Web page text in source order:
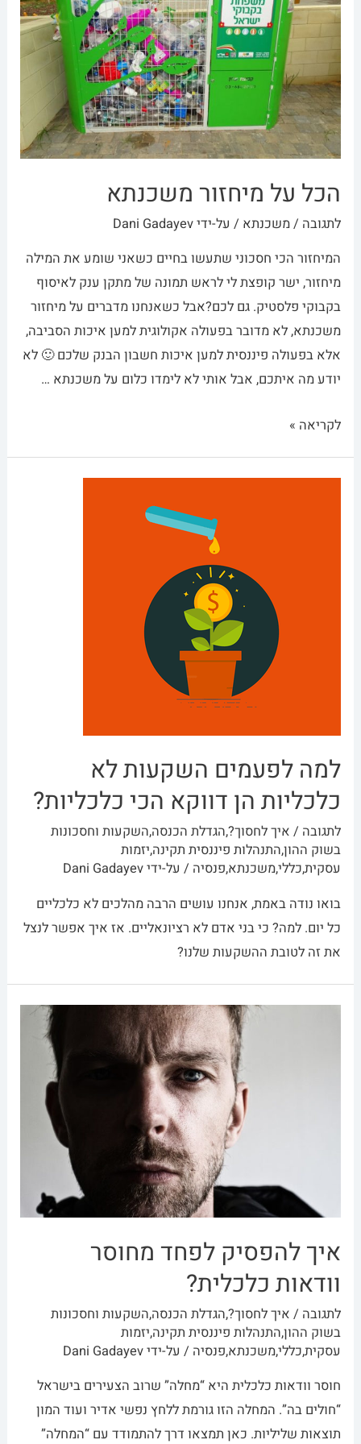
הכל על מיחזור משכנתא
לתגובה /משכנתא / על-ידיDani Gadayev
המיחזור הכי חסכוני שתעשו בחיים כשאני שומע את המילה
מיחזור, ישר קופצת לי לראש תמונה של מתקן ענק לאיסוף
בקבוקי פלסטיק. גם לכם?אבל כשאנחנו מדברים על מיחזור
משכנתא, לא מדובר בפעולה אקולוגית למען איכות הסביבה,
אלא בפעולה פיננסית למען איכות חשבון הבנק שלכם 🙂 לא
יודע מה איתכם, אבל אותי לא לימדו כלום על משכנתא …
לקריאה »
למה לפעמים השקעות לא
כלכליות הן דווקא הכי כלכליות?
לתגובה / איך לחסוך?,הגדלת הכנסה,השקעות וחסכונות
בשוק ההון,התנהלות פיננסית תקינה,יזמות
עסקית,כללי,משכנתא,פנסיה / על-ידיDani Gadayev
בואו נודה באמת, אנחנו עושים הרבה מהלכים לא כלכליים
כל יום. למה? כי בני אדם לא רציונאליים. אז איך אפשר לנצל
את זה לטובת ההשקעות שלנו?
איך להפסיק לפחד מחוסר
וודאות כלכלית?
לתגובה / איך לחסוך?,הגדלת הכנסה,השקעות וחסכונות
בשוק ההון,התנהלות פיננסית תקינה,יזמות
עסקית,כללי,משכנתא,פנסיה / על-ידיDani Gadayev
חוסר וודאות כלכלית היא “מחלה” שרוב הצעירים בישראל
“חולים בה”. המחלה הזו גורמת ללחץ נפשי אדיר ועוד המון
תוצאות שליליות. כאן תמצאו דרך להתמודד עם “המחלה”